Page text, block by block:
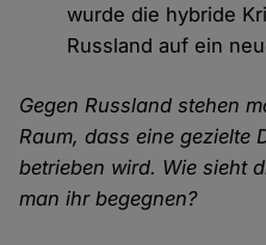
wurde die hybride
Russland auf ein
Gegen Russland stehen
Raum, dass eine gezielte
betrieben wird. Wie sieht
man ihr begegnen?